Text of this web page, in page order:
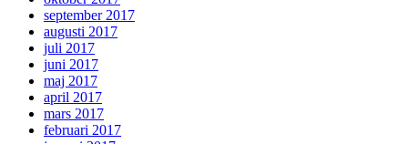
september 2017
augusti 2017
juli 2017
juni 2017
maj 2017
april 2017
mars 2017
februari 2017